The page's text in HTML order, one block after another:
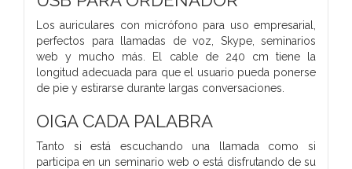
Los auriculares con micrófono para uso empresarial,
perfectos para llamadas de voz, Skype, seminarios
web y mucho más. El cable de 240 cm tiene la
longitud adecuada para que el usuario pueda ponerse
de pie y estirarse durante largas conversaciones.
OIGA CADA PALABRA
Tanto si está escuchando una llamada como si
participa en un seminario web o está disfrutando de su